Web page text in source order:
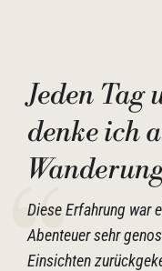
Jeden Tag
denke ich
Diese Erfahrung war
Abenteuer sehr
Einsichten